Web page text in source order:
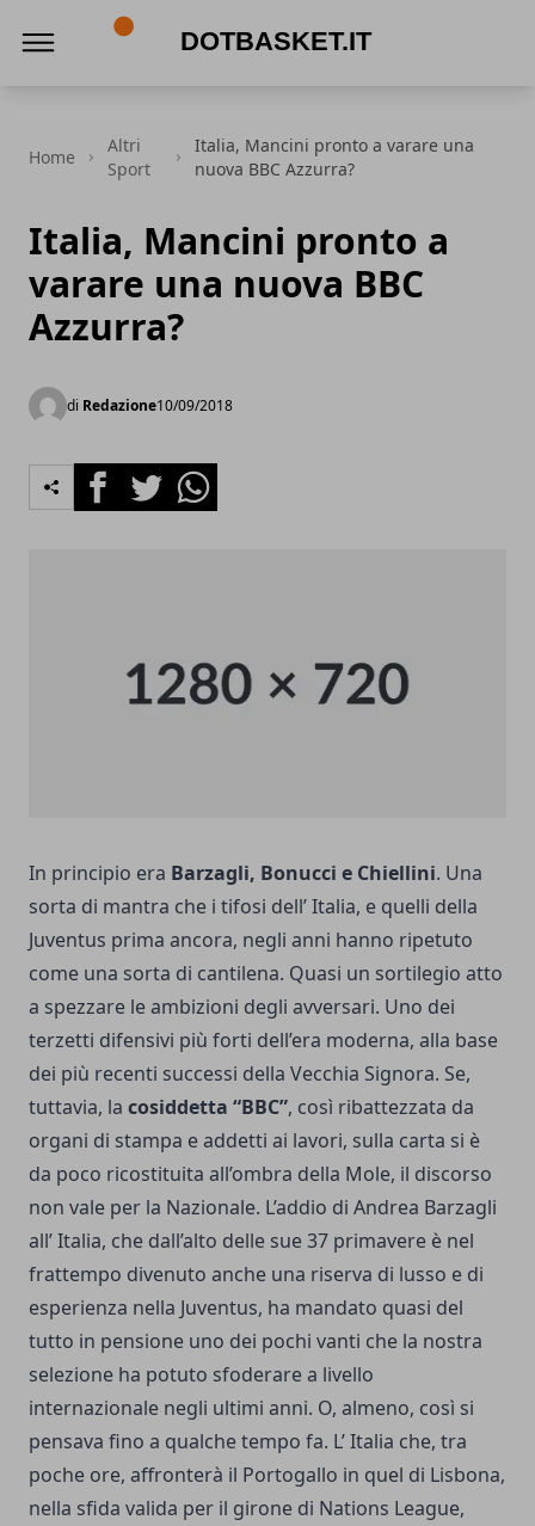
Home
Altri
Sport
Italia, Mancini pronto a varare una
nuova BBC Azzurra?
Italia, Mancini pronto a
varare una nuova BBC
Azzurra?
di Redazione10/09/2018
FacebookTwitterWhatsapp
In principio era Barzagli, Bonucci e Chiellini. Una
sorta di mantra che i tifosi dell’ Italia, e quelli della
Juventus prima ancora, negli anni hanno ripetuto
come una sorta di cantilena. Quasi un sortilegio atto
a spezzare le ambizioni degli avversari. Uno dei
terzetti difensivi più forti dell’era moderna, alla base
dei più recenti successi della Vecchia Signora. Se,
tuttavia, la cosiddetta “BBC”, così ribattezzata da
organi di stampa e addetti ai lavori, sulla carta si è
da poco ricostituita all’ombra della Mole, il discorso
non vale per la Nazionale. L’addio di Andrea Barzagli
all’ Italia, che dall’alto delle sue 37 primavere è nel
frattempo divenuto anche una riserva di lusso e di
esperienza nella Juventus, ha mandato quasi del
tutto in pensione uno dei pochi vanti che la nostra
selezione ha potuto sfoderare a livello
internazionale negli ultimi anni. O, almeno, così si
pensava fino a qualche tempo fa. L’ Italia che, tra
poche ore, affronterà il Portogallo in quel di Lisbona,
nella sfida valida per il girone di Nations League,